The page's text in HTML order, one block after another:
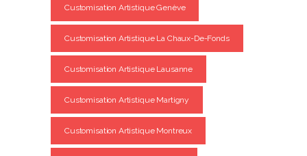
Customisation Artistique Genève
Customisation Artistique La Chaux-De-Fonds
Customisation Artistique Lausanne
Customisation Artistique Martigny
Customisation Artistique Montreux